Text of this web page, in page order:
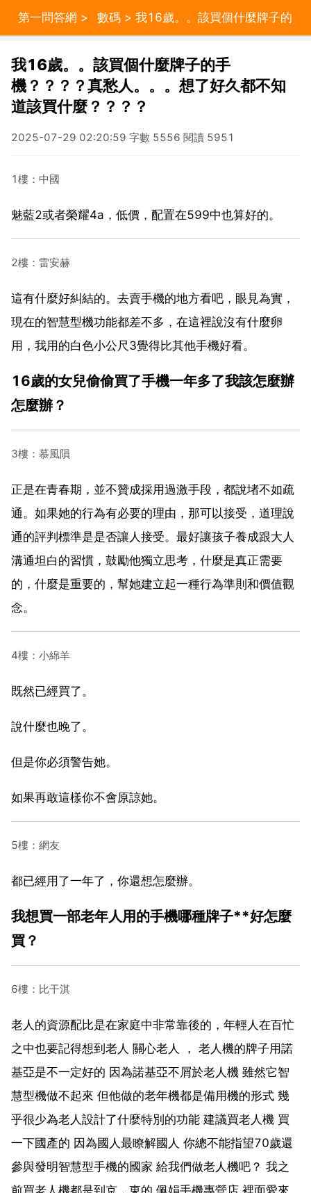
第一問答網 > 數碼 > 我16歲。。該買個什麼牌子的
手機？？？？真愁人。。。想了好久都不知道該買什
麼？？？？
我16歲。。該買個什麼牌子的手
機？？？？真愁人。。。想了好久都不知
道該買什麼？？？？
2025-07-29 02:20:59 字數 5556 閱讀 5951
1樓：中國
魅藍2或者榮耀4a，低價，配置在599中也算好的。
2樓：雷安赫
這有什麼好糾結的。去賣手機的地方看吧，眼見為實，
現在的智慧型機功能都差不多，在這裡說沒有什麼卵
用，我用的白色小公尺3覺得比其他手機好看。
16歲的女兒偷偷買了手機一年多了我該怎麼辦
怎麼辦？
3樓：慕風隕
正是在青春期，並不贊成採用過激手段，都說堵不如疏
通。如果她的行為有必要的理由，那可以接受，道理說
通的評判標準是是否讓人接受。最好讓孩子養成跟大人
溝通坦白的習慣，鼓勵他獨立思考，什麼是真正需要
的，什麼是重要的，幫她建立起一種行為準則和價值觀
念。
4樓：小綿羊
既然已經買了。
說什麼也晚了。
但是你必須警告她。
如果再敢這樣你不會原諒她。
5樓：網友
都已經用了一年了，你還想怎麼辦。
我想買一部老年人用的手機哪種牌子**好怎麼
買？
6樓：比干淇
老人的資源配比是在家庭中非常靠後的，年輕人在百忙
之中也要記得想到老人 關心老人 ， 老人機的牌子用諾
基亞是不一定好的 因為諾基亞不屑於老人機 雖然它智
慧型機做不起來 但他做的老年機都是備用機的形式 幾
乎很少為老人設計了什麼特別的功能 建議買老人機 買
一下國產的 因為國人最瞭解國人 你總不能指望70歲還
參與發明智慧型手機的國家 給我們做老人機吧？ 我之
前買老人機都是到京，東的 佩娟手機專營店 裡面愛來